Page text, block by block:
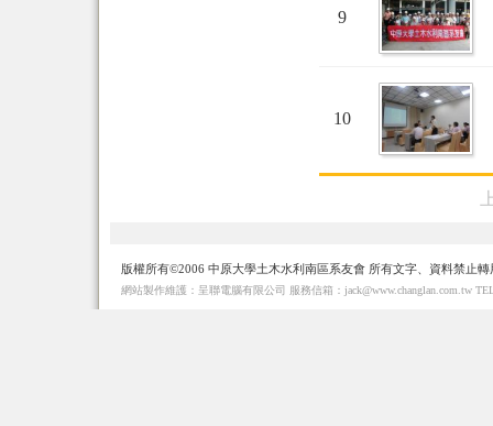
9
10
版權所有©2006 中原大學土木水利南區系友會 所有文字、資料禁止轉
網站製作維護：呈聯電腦有限公司 服務信箱：jack@www.changlan.com.tw